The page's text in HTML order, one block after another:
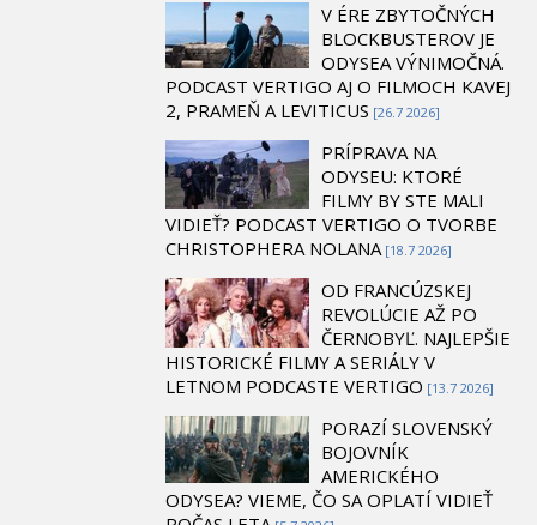
V ÉRE ZBYTOČNÝCH
BLOCKBUSTEROV JE
ODYSEA VÝNIMOČNÁ.
PODCAST VERTIGO AJ O FILMOCH KAVEJ
2, PRAMEŇ A LEVITICUS [26.7 2026]
PRÍPRAVA NA
ODYSEU: KTORÉ
FILMY BY STE MALI
VIDIEŤ? PODCAST VERTIGO O TVORBE
CHRISTOPHERA NOLANA [18.7 2026]
OD FRANCÚZSKEJ
REVOLÚCIE AŽ PO
ČERNOBYĽ. NAJLEPŠIE
HISTORICKÉ FILMY A SERIÁLY V
LETNOM PODCASTE VERTIGO [13.7 2026]
PORAZÍ SLOVENSKÝ
BOJOVNÍK
AMERICKÉHO
ODYSEA? VIEME, ČO SA OPLATÍ VIDIEŤ